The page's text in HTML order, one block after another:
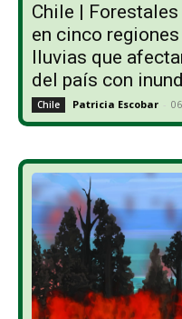
Chile |
en cinco
lluvias que
del país con
Chile Patricia Escobar -